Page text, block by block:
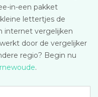
in-een pakket
lettertjes de
internet vergelijken
door de vergelijker
regio? Begin nu
.